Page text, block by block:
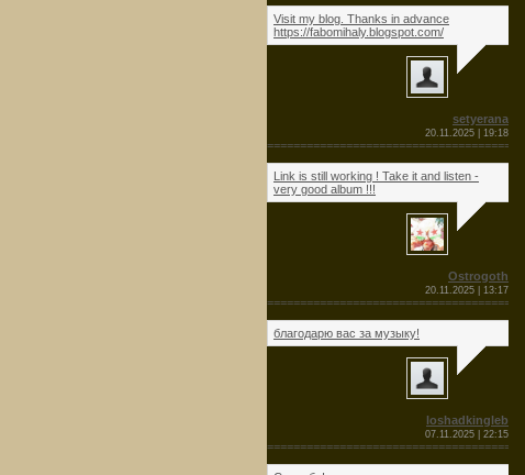
Visit my blog. Thanks in advance
https://fabomihaly.blogspot.com/
setyerana
20.11.2025 | 19:18
Link is still working ! Take it and listen -
very good album !!!
Ostrogoth
20.11.2025 | 13:17
благодарю вас за музыку!
loshadkingleb
07.11.2025 | 22:15